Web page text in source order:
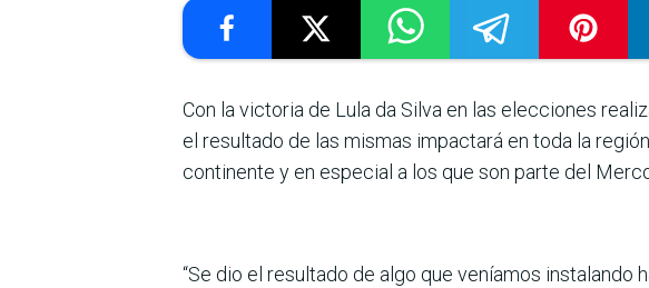
Con la victoria de Lula da Silva en las elecciones
el resultado de las mismas impactará en toda la
continente y en especial a los que son parte del
“Se dio el resultado de algo que veníamos